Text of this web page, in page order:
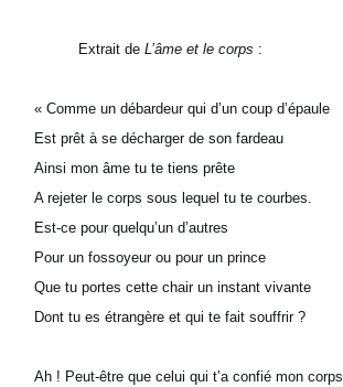
Extrait deL’âme et le corps :
« Comme un débardeur qui d’un coup d’épaule
Est prêt à se décharger de son fardeau
Ainsi mon âme tu te tiens prête
A rejeter le corps sous lequel tu te courbes.
Est-ce pour quelqu’un d’autres
Pour un fossoyeur ou pour un prince
Que tu portes cette chair un instant vivante
Dont tu es étrangère et qui te fait souffrir ?
Ah ! Peut-être que celui qui t’a confié mon corps